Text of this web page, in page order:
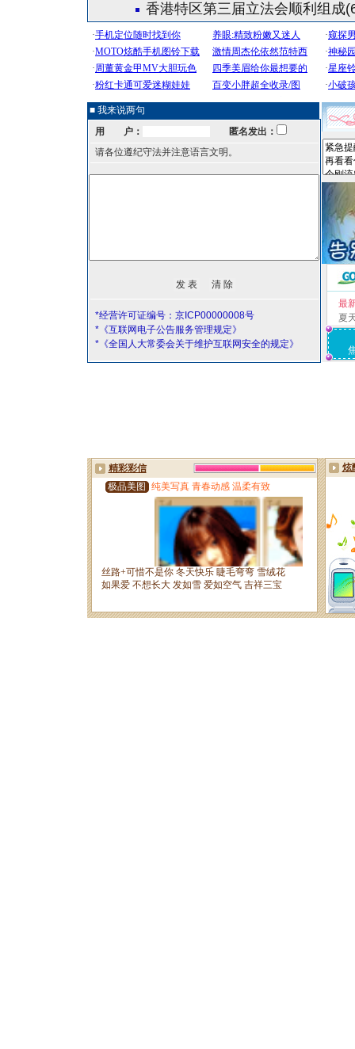
香港特区第三届立法会顺利组成
■ 我来说两句
用 户：
匿名发出：
请各位遵纪守法并注意语言文明。
*经营许可证编号：京ICP00000008号
*《互联网电子公告服务管理规定》
*《全国人大常委会关于维护互联网安全的规定》
最
夏